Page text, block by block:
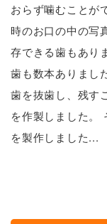
おらず噛むことが
時のお口の中の写
存できる歯もあり
歯も数本ありまし
歯を抜歯し、残す
を作製しました。
を製作しました...